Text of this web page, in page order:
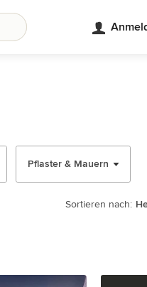
Pflaster & Mauern
Sortieren nach: